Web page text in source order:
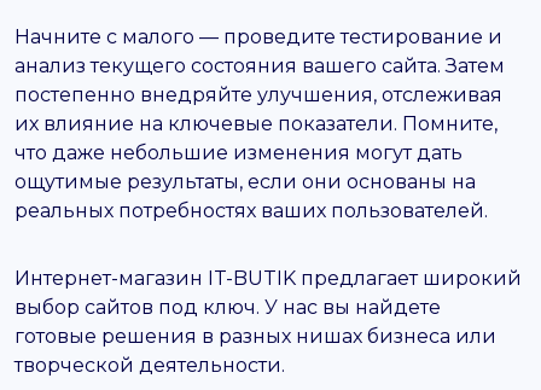
Начните с малого — проведите тестирование и
анализ текущего состояния вашего сайта. Затем
постепенно внедряйте улучшения, отслеживая
их влияние на ключевые показатели. Помните,
что даже небольшие изменения могут дать
ощутимые результаты, если они основаны на
реальных потребностях ваших пользователей.
Интернет-магазин IT-BUTIK предлагает широкий
выбор сайтов под ключ. У нас вы найдете
готовые решения в разных нишах бизнеса или
творческой деятельности.